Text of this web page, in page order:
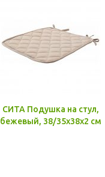
СИТА Подушка на стул,
бежевый, 38/35x38x2 см